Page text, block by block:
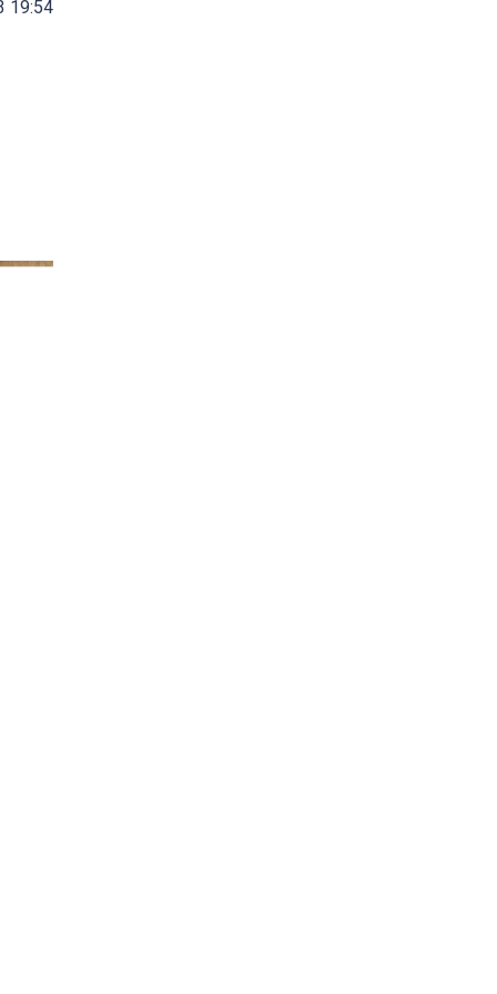
19:54